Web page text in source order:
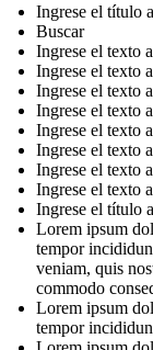
Ingrese el título
Buscar
Ingrese el texto
Ingrese el texto
Ingrese el texto
Ingrese el texto
Ingrese el texto
Ingrese el texto
Ingrese el texto
Ingrese el texto
Ingrese el título
Lorem ipsum
tempor
veniam, quis
commodo
Lorem ipsum
tempor